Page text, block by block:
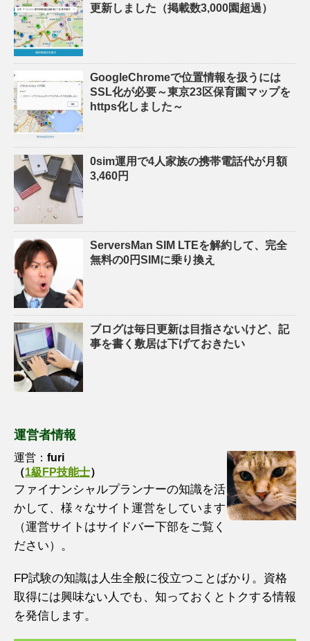
更新しました（掲載数3,000園超過）
GoogleChromeで位置情報を扱うには
SSL化が必要～東京23区保育園マップを
https化しました～
0sim運用で4人家族の携帯電話代が月額
3,460円
ServersMan SIM LTEを解約して、完全
無料の0円SIMに乗り換え
ブログは毎日更新は目指さないけど、記
事を書く敷居は下げておきたい
運営者情報
運営： furi
（1級FP技能士）
ファイナンシャルプランナーの知識を活
かして、様々なサイト運営をしています
（運営サイトはサイドバー下部をご覧く
ださい）。
FP試験の知識は人生全般に役立つことばかり。資格
取得には興味ない人でも、知っておくとトクする情報
を発信します。